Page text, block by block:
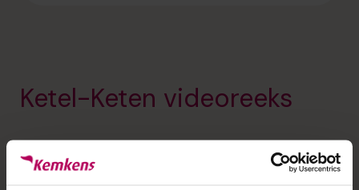
Ketel-Keten videoreeks
Van installatie tot revisie en recycling
Wat gebeurt er eigenlijk met een cv-ketel